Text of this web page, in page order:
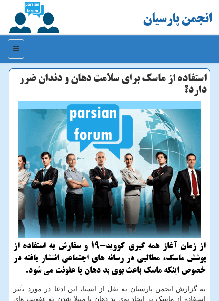
انجمن پارسیان
منو
استفاده از ماسك برای سلامت دهان و دندان ضرر
دارد؟
از زمان آغاز همه گیری كووید-۱۹ و سفارش به استفاده از
پوشش ماسك، مطالبی در رسانه های اجتماعی انتشار یافته در
خصوص اینكه ماسك باعث بوی بد دهان یا عفونت می شود.
به گزارش انجمن پارسیان به نقل از ایسنا، این ادعا در مورد تأثیر
استفاده از ماسک بر ایجاد بوی بد دهان یا مبتلا شدن به عفونت های